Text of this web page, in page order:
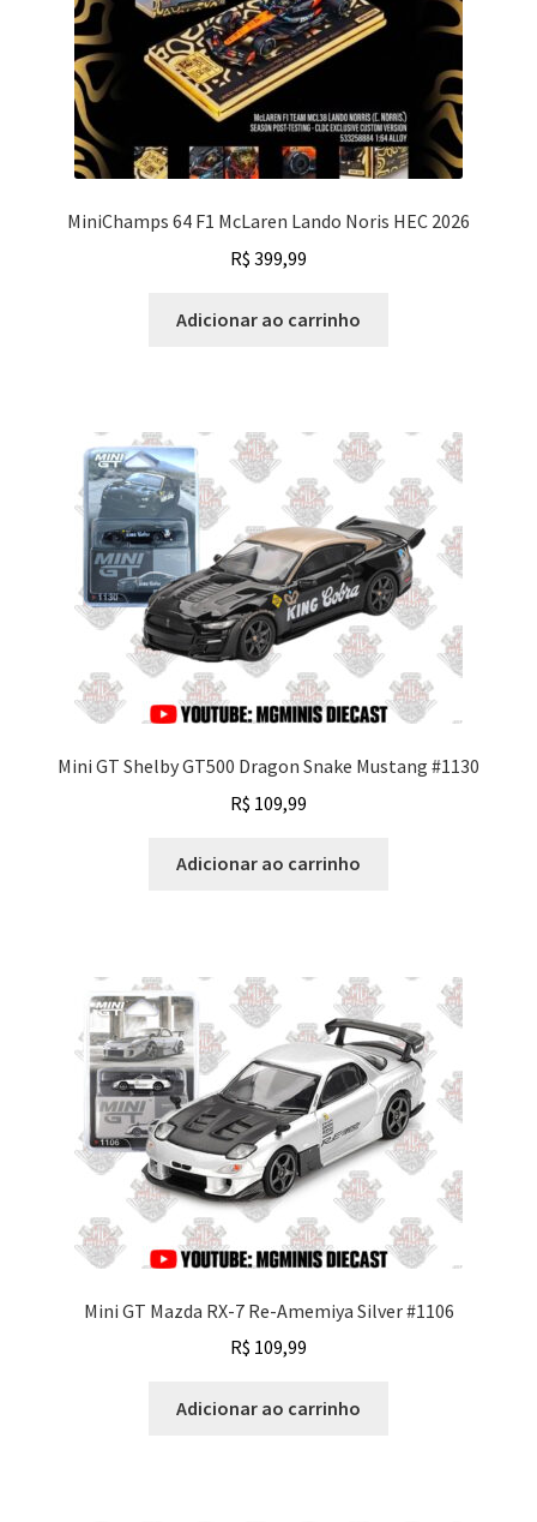
MiniChamps 64 F1 McLaren Lando Noris HEC 2026
R$ 399,99
Adicionar ao carrinho
Mini GT Shelby GT500 Dragon Snake Mustang #1130
R$ 109,99
Adicionar ao carrinho
Mini GT Mazda RX-7 Re-Amemiya Silver #1106
R$ 109,99
Adicionar ao carrinho